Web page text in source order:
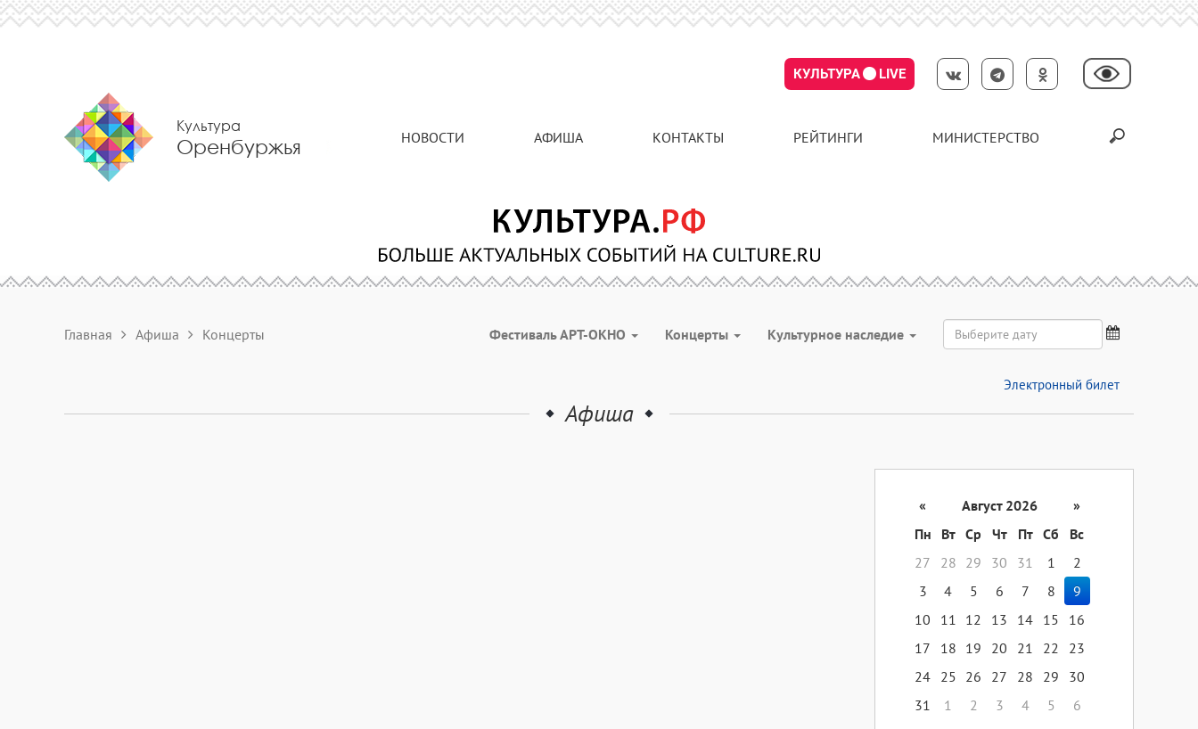
КУЛЬТУРА LIVE
Культура
Оренбуржья НОВОСТИ АФИША КОНТАКТЫ РЕЙТИНГИ МИНИСТЕРСТВО
Главная Афиша Концерты Фестиваль АРТ-ОКНО Концерты Культурное наследие
Электронный билет
Афиша
« Август 2026
»
Пн
Вт Ср Чт Пт Сб
Вс
27
28 29 30 31 1
2
3
4 5 6 7 8
9
10
11 12 13 14 15
16
17
18 19 20 21 22
23
24 25 26 27 28 29
30
31
1 2 3 4 5 6